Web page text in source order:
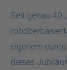
Seit genau 40
eigenem
dieses